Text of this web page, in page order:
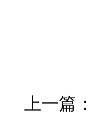
上一篇：